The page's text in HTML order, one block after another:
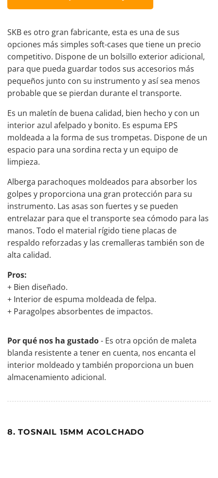
SKB es otro gran fabricante, esta es una de sus
opciones más simples soft-cases que tiene un precio
competitivo. Dispone de un bolsillo exterior adicional,
para que pueda guardar todos sus accesorios más
pequeños junto con su instrumento y así sea menos
probable que se pierdan durante el transporte.
Es un maletín de buena calidad, bien hecho y con un
interior azul afelpado y bonito. Es espuma EPS
moldeada a la forma de sus trompetas. Dispone de un
espacio para una sordina recta y un equipo de
limpieza.
Alberga parachoques moldeados para absorber los
golpes y proporciona una gran protección para su
instrumento. Las asas son fuertes y se pueden
entrelazar para que el transporte sea cómodo para las
manos. Todo el material rígido tiene placas de
respaldo reforzadas y las cremalleras también son de
alta calidad.
Pros:
+ Bien diseñado.
+ Interior de espuma moldeada de felpa.
+ Paragolpes absorbentes de impactos.
Por qué nos ha gustado- Es otra opción de maleta
blanda resistente a tener en cuenta, nos encanta el
interior moldeado y también proporciona un buen
almacenamiento adicional.
8. TOSNAIL 15MM ACOLCHADO